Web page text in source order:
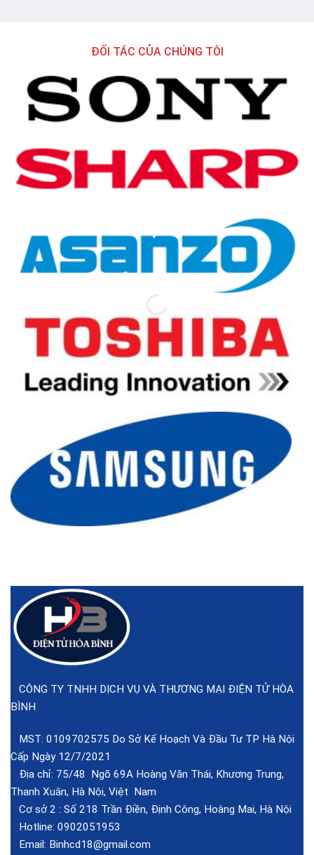
ĐỐI TÁC CỦA CHÚNG TÔI
CÔNG TY TNHH DỊCH VỤ VÀ THƯƠNG MẠI ĐIỆN TỬ HÒA
BÌNH
MST: 0109702575 Do Sở Kế Hoạch Và Đầu Tư TP Hà Nội
Cấp Ngày 12/7/2021
Địa chỉ: 75/48 Ngõ 69A Hoàng Văn Thái, Khương Trung,
Thanh Xuân, Hà Nội, Việt Nam
Cơ sở 2 : Số 218 Trần Điền, Định Công, Hoàng Mai, Hà Nội
Hotline: 0902051953
Email: Binhcd18@gmail.com